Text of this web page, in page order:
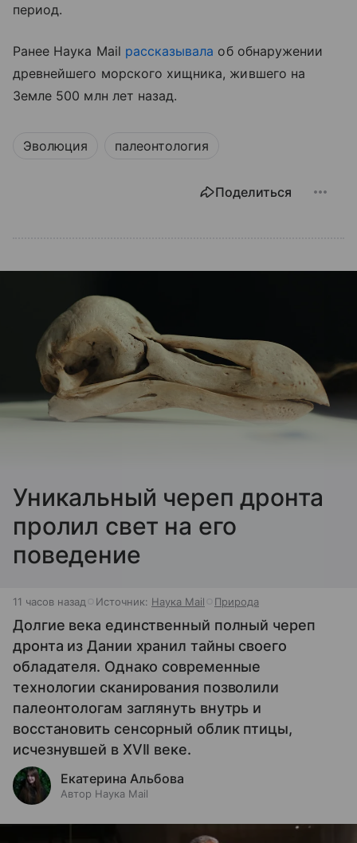
период.
Ранее Наука Mail рассказывала об обнаружении
древнейшего морского хищника, жившего на
Земле 500 млн лет назад.
Эволюция палеонтология
Поделиться
Уникальный череп дронта
пролил свет на его
поведение
11 часов назад Источник: Наука Mail Природа
Долгие века единственный полный череп
дронта из Дании хранил тайны своего
обладателя. Однако современные
технологии сканирования позволили
палеонтологам заглянуть внутрь и
восстановить сенсорный облик птицы,
исчезнувшей в XVII веке.
Екатерина Альбова
Автор Наука Mail